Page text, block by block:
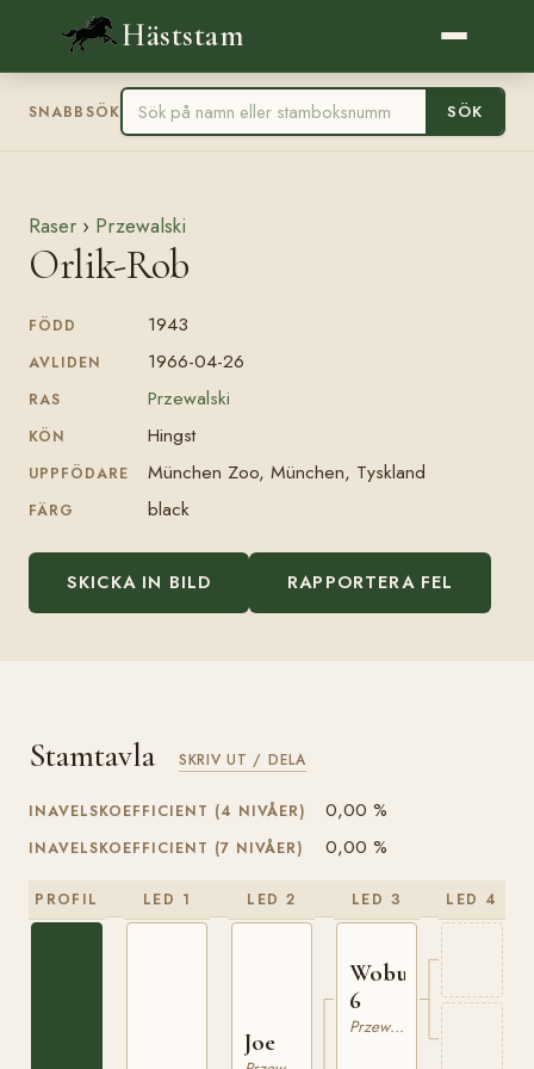
Häststam
SNABBSÖK SÖK
Raser › Przewalski
Orlik-Rob
FÖDD 1943
AVLIDEN 1966-04-26
RAS Przewalski
KÖN Hingst
UPPFÖDARE München Zoo, München, Tyskland
FÄRG black
SKICKA IN BILD RAPPORTERA FEL
Stamtavla SKRIV UT / DELA
INAVELSKOEFFICIENT (4 NIVÅER) 0,00 %
INAVELSKOEFFICIENT (7 NIVÅER) 0,00 %
PROFIL LED 1 LED 2
Joe
LED 3
Woburn
6
Przewalski
LED 4